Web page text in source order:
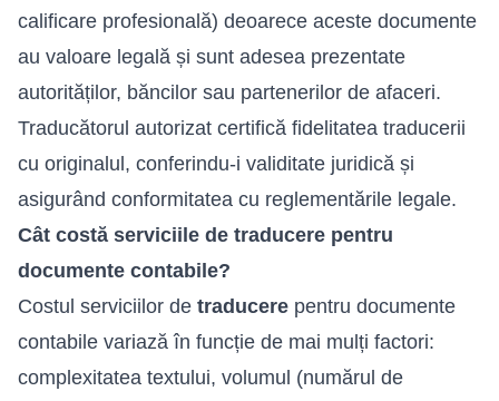
calificare profesională) deoarece aceste documente
au valoare legală și sunt adesea prezentate
autorităților, băncilor sau partenerilor de afaceri.
Traducătorul autorizat certifică fidelitatea traducerii
cu originalul, conferindu-i validitate juridică și
asigurând conformitatea cu reglementările legale.
Cât costă serviciile de traducere pentru
documente contabile?
Costul serviciilor de traducere pentru documente
contabile variază în funcție de mai mulți factori:
complexitatea textului, volumul (numărul de